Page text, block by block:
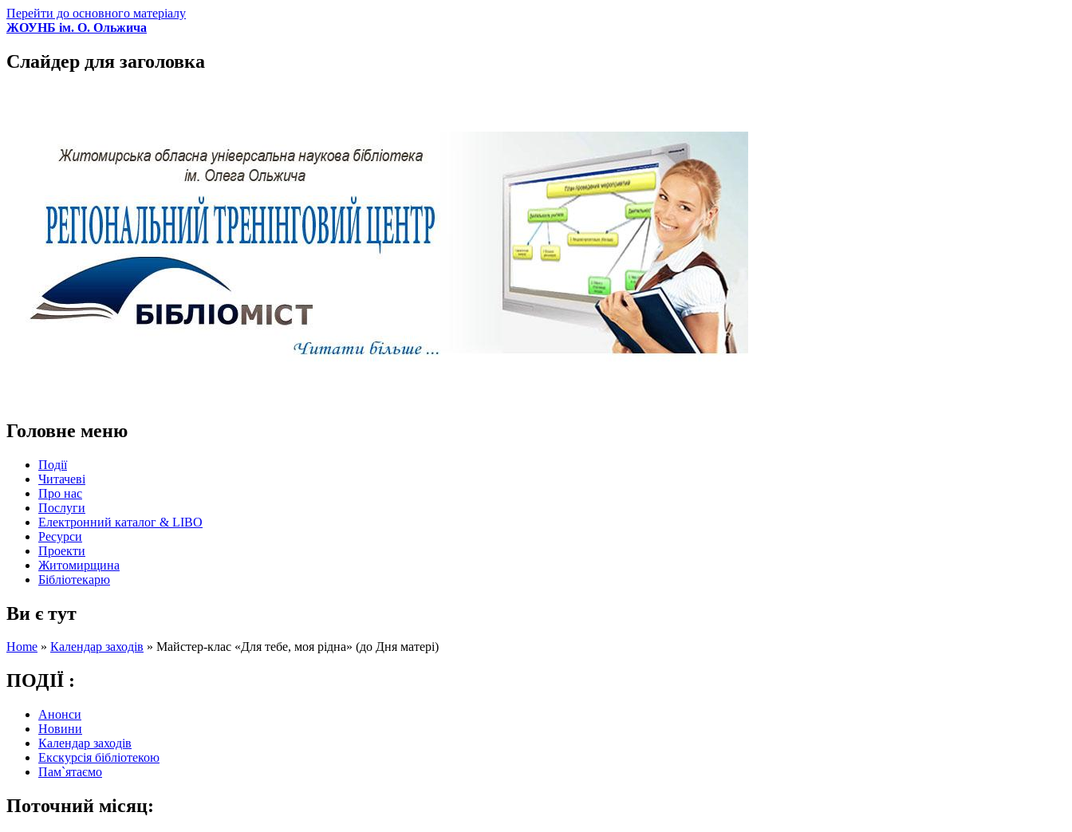
Перейти до основного матеріалу
ЖОУНБ ім. О. Ольжича
Слайдер для заголовка
Головне меню
Події
Читачеві
Про нас
Послуги
Електронний каталог & LIBO
Ресурси
Проекти
Житомирщина
Бібліотекарю
Ви є тут
Home » Календар заходів » Майстер-клас «Для тебе, моя рідна» (до Дня матері)
ПОДІЇ :
Анонси
Новини
Календар заходів
Екскурсія бібліотекою
Пам`ятаємо
Поточний місяц: